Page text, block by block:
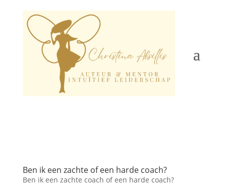
Ben ik een zachte of een harde coach?
Ben ik een zachte coach of een harde coach?